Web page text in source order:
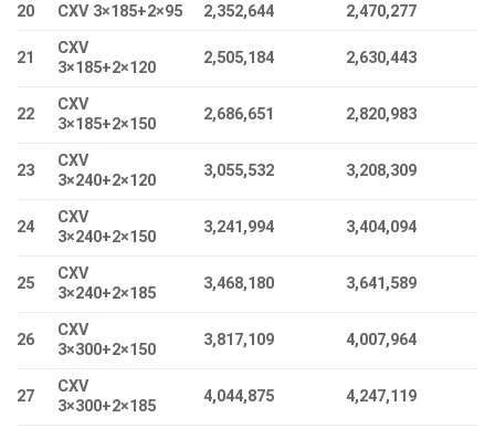
20 CXV 3×185+2×95 2,352,644 2,470,277
21
CXV
3×185+2×120
2,505,184 2,630,443
22
CXV
3×185+2×150
2,686,651 2,820,983
23
CXV
3×240+2×120
3,055,532 3,208,309
24
CXV
3×240+2×150
3,241,994 3,404,094
25
CXV
3×240+2×185
3,468,180 3,641,589
26
CXV
3×300+2×150
3,817,109 4,007,964
27
CXV
3×300+2×185
4,044,875 4,247,119